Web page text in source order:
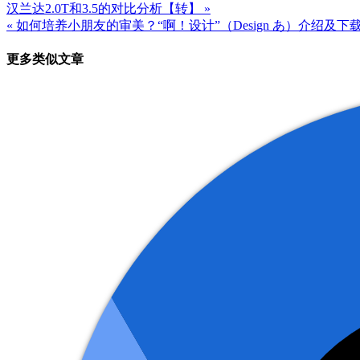
文
章
导
汉兰达2.0T和3.5的对比分析【转】 »
« 如何培养小朋友的审美？“啊！设计”（Design あ）介绍及下
更多类似文章